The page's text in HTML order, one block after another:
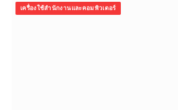
เครื่องใช้สำนักงานและคอมพิวเตอร์